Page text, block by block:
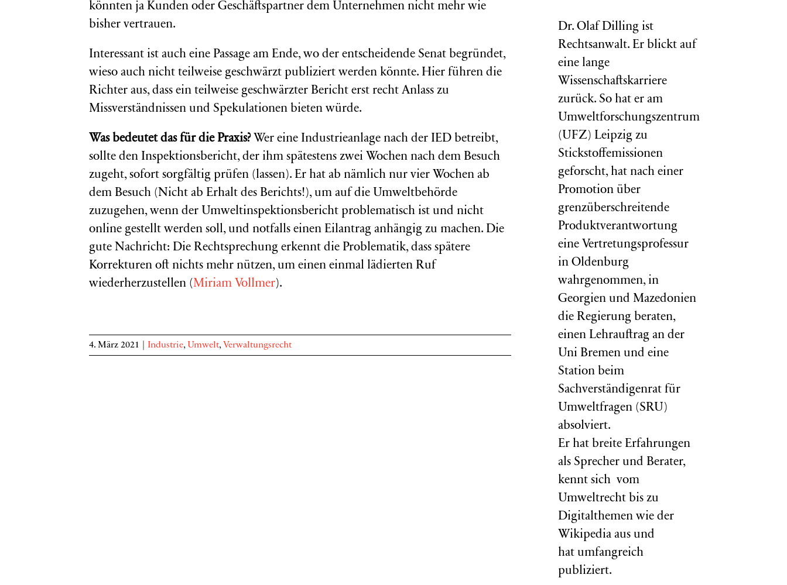
könnten ja Kunden oder Geschäftspartner dem Unternehmen nicht mehr wie
bisher vertrauen.
Interessant ist auch eine Passage am Ende, wo der entscheidende Senat begründet,
wieso auch nicht teilweise geschwärzt publiziert werden könnte. Hier führen die
Richter aus, dass ein teilweise geschwärzter Bericht erst recht Anlass zu
Missverständnissen und Spekulationen bieten würde.
Was bedeutet das für die Praxis?Wer eine Industrieanlage nach der IED betreibt,
sollte den Inspektionsbericht, der ihm spätestens zwei Wochen nach dem Besuch
zugeht, sofort sorgfältig prüfen (lassen). Er hat ab nämlich nur vier Wochen ab
dem Besuch (Nicht ab Erhalt des Berichts!), um auf die Umweltbehörde
zuzugehen, wenn der Umweltinspektionsbericht problematisch ist und nicht
online gestellt werden soll, und notfalls einen Eilantrag anhängig zu machen. Die
gute Nachricht: Die Rechtsprechung erkennt die Problematik, dass spätere
Korrekturen oft nichts mehr nützen, um einen einmal lädierten Ruf
wiederherzustellen (Miriam Vollmer).
4. März 2021 Industrie, Umwelt, Verwaltungsrecht
Dr. Olaf Dilling ist
Rechtsanwalt. Er blickt auf
eine lange
Wissenschaftskarriere
zurück. So hat er am
Umweltforschungszentrum
(UFZ) Leipzig zu
Stickstoffemissionen
geforscht, hat nach einer
Promotion über
grenzüberschreitende
Produktverantwortung
eine Vertretungsprofessur
in Oldenburg
wahrgenommen, in
Georgien und Mazedonien
die Regierung beraten,
einen Lehrauftrag an der
Uni Bremen und eine
Station beim
Sachverständigenrat für
Umweltfragen (SRU )
absolviert.
Er hat breite Erfahrungen
als Sprecher und Berater,
kennt sich vom
Umweltrecht bis zu
Digitalthemen wie der
Wikipedia aus und
hat umfangreich
publiziert.